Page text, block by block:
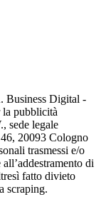
Business Digital -
la pubblicità
sede legale
20093 Cologno
trasmessi e/o
di
fatto divieto
scraping.